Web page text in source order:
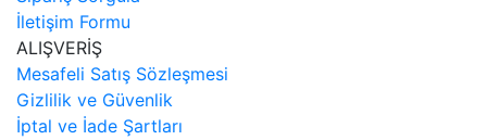
İletişim Formu
ALIŞVERİŞ
Mesafeli Satış Sözleşmesi
Gizlilik ve Güvenlik
İptal ve İade Şartları